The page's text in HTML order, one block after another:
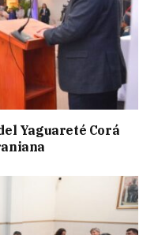
Yaguareté Corá